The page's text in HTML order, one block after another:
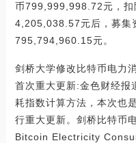
币799,999,998.72元，扣
4,205,038.57元后，募集
795,794,960.15元。
剑桥大学修改比特币电力
首次重大更新:金色财经报
耗指数计算方法，本次也
行重大更新。剑桥比特币
Bitcoin Electricity